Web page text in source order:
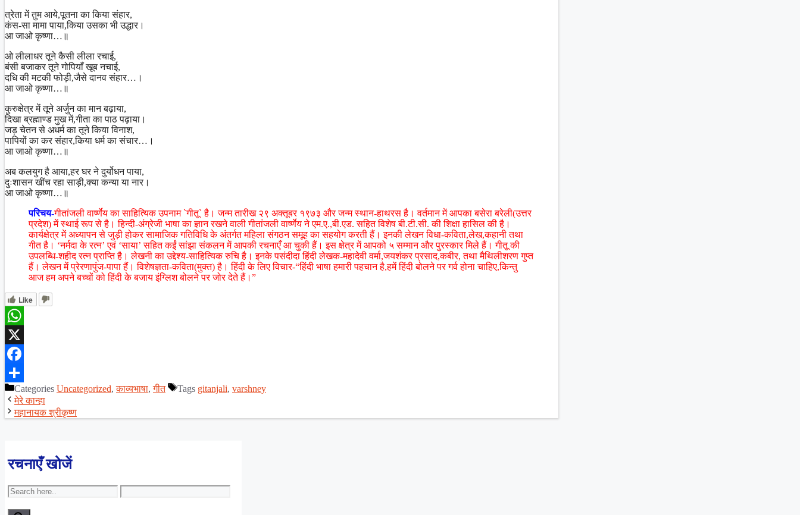
त्रेता में तुम आये,पूतना का किया संहार,
कंस-सा मामा पाया,किया उसका भी उद्धार।
आ जाओ कृष्णा…॥
ओ लीलाधर तूने कैसी लीला रचाई,
बंसी बजाकर तूने गोपियाँ खूब नचाई,
दधि की मटकी फोड़ी,जैसे दानव संहार…।
आ जाओ कृष्णा…॥
कुरुक्षेत्र में तूने अर्जुन का मान बढ़ाया,
दिखा ब्रह्माण्ड मुख में,गीता का पाठ पढ़ाया।
जड़ चेतन से अधर्म का तूने किया विनाश,
पापियों का कर संहार,किया धर्म का संचार…।
आ जाओ कृष्णा…॥
अब कलयुग है आया,हर घर ने दुर्योधन पाया,
दुःशासन खींच रहा साड़ी,क्या कन्या या नार।
आ जाओ कृष्णा…॥
परिचय-गीतांजली वार्ष्णेय का साहित्यिक उपनाम `गीतू` है। जन्म तारीख २९ अक्तूबर १९७३ और जन्म स्थान-हाथरस है। वर्तमान में आपका बसेरा बरेली(उत्तर
प्रदेश) में स्थाई रूप से है। हिन्दी-अंग्रेजी भाषा का ज्ञान रखने वाली गीतांजली वार्ष्णेय ने एम.ए.,बी.एड. सहित विशेष बी.टी.सी. की शिक्षा हासिल की है।
कार्यक्षेत्र में अध्यापन से जुड़ी होकर सामाजिक गतिविधि के अंतर्गत महिला संगठन समूह का सहयोग करती हैं। इनकी लेखन विधा-कविता,लेख,कहानी तथा
गीत है। ‘नर्मदा के रत्न’ एवं ‘साया’ सहित कईं सांझा संकलन में आपकी रचनाएँ आ चुकी हैं। इस क्षेत्र में आपको ५ सम्मान और पुरस्कार मिले हैं। गीतू की
उपलब्धि-शहीद रत्न प्राप्ति है। लेखनी का उद्देश्य-साहित्यिक रुचि है। इनके पसंदीदा हिंदी लेखक-महादेवी वर्मा,जयशंकर प्रसाद,कबीर, तथा मैथिलीशरण गुप्त
हैं। लेखन में प्रेरणापुंज-पापा हैं। विशेषज्ञता-कविता(मुक्त) है। हिंदी के लिए विचार-“हिंदी भाषा हमारी पहचान है,हमें हिंदी बोलने पर गर्व होना चाहिए,किन्तु
आज हम अपने बच्चों को हिंदी के बजाय इंग्लिश बोलने पर जोर देते हैं।”
Like
WhatsApp
X
Facebook
ShareCategories Uncategorized,काव्यभाषा,गीत Tags gitanjali, varshney
मेरे कान्हा
महानायक श्रीकृष्ण
रचनाएँ खोजें